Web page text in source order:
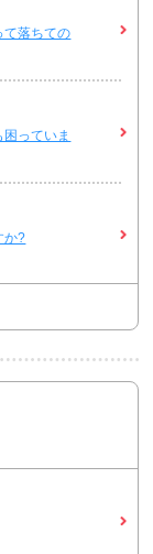
て落ちての
っていま
か?